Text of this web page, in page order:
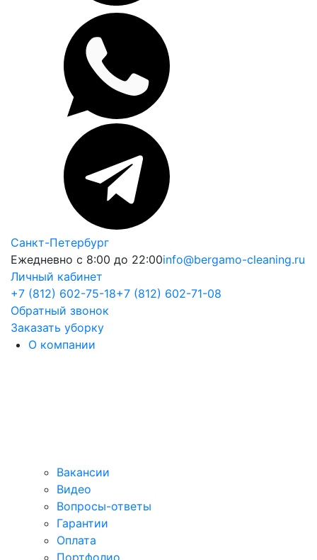
Санкт-Петербург
Ежедневно с 8:00 до 22:00info@bergamo-cleaning.ru
Личный кабинет
+7 (812) 602-75-18+7 (812) 602-71-08
Обратный звонок
Заказать уборку
О компании
Вакансии
Видео
Вопросы-ответы
Гарантии
Оплата
Портфолио